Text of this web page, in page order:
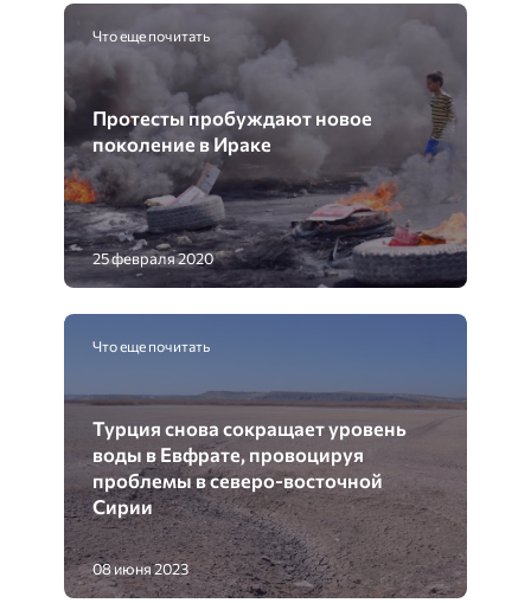
Что еще почитать
Протесты пробуждают новое
поколение в Ираке
25 февраля 2020
Что еще почитать
Турция снова сокращает уровень
воды в Евфрате, провоцируя
проблемы в северо-восточной
Сирии
08 июня 2023